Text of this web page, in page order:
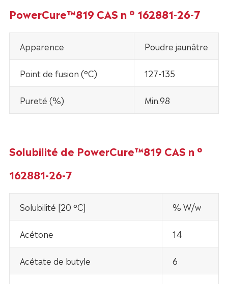
PowerCure™819 CAS n ° 162881-26-7
Apparence Poudre jaunâtre
Point de fusion (°C) 127-135
Pureté (%) Min.98
Solubilité de PowerCure™819 CAS n °
162881-26-7
Solubilité [20 °C] % W/w
Acétone 14
Acétate de butyle 6